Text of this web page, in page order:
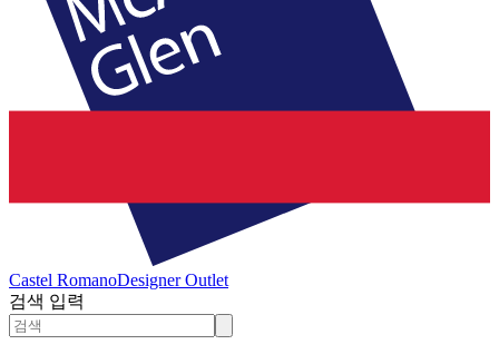
Castel RomanoDesigner Outlet
검색 입력